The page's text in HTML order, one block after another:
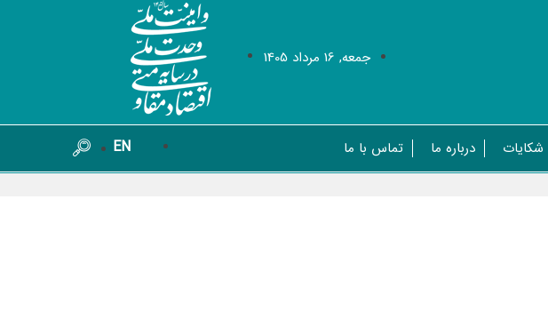
جمعه, 16 مرداد 1405
درباره ما تماس با ما EN